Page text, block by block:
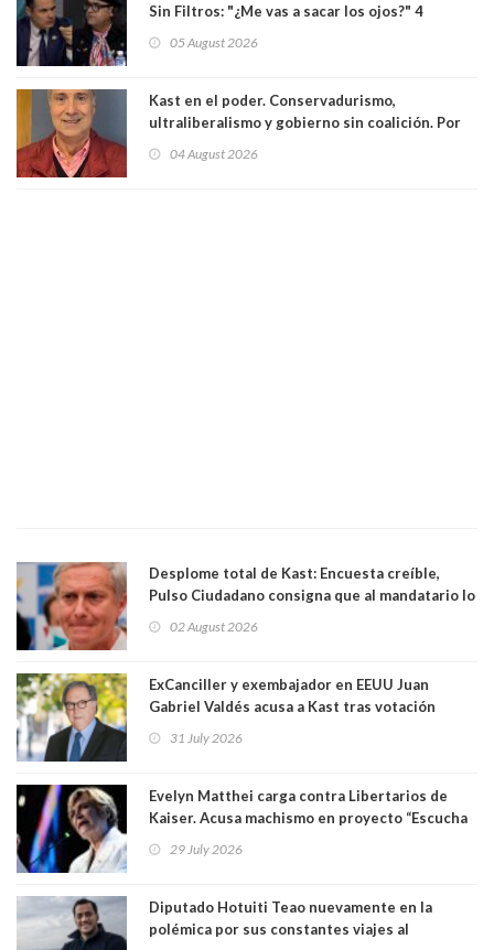
Sin Filtros: "¿Me vas a sacar los ojos?" 4
excarabinero que dejó ciego a Gustavo Gatica:
05 August 2026
Kast en el poder. Conservadurismo,
ultraliberalismo y gobierno sin coalición. Por
04 August 2026
Desplome total de Kast: Encuesta creíble,
Pulso Ciudadano consigna que al mandatario lo
sacó en primera vuelta. Rechazo es de 58.9% y
64.8%
02 August 2026
ExCanciller y exembajador en EEUU Juan
Gabriel Valdés acusa a Kast tras votación
"Si hay una persona responsable es él"
31 July 2026
Evelyn Matthei carga contra Libertarios de
Kaiser. Acusa machismo en proyecto “Escucha
"¿Cómo puede haber alguien tan enfermo del
29 July 2026
Diputado Hotuiti Teao nuevamente en la
polémica por sus constantes viajes al